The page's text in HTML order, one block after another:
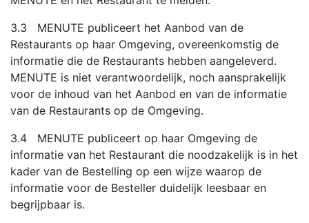
3.3 MENUTE publiceert het Aanbod van de
Restaurants op haar Omgeving, overeenkomstig de
informatie die de Restaurants hebben aangeleverd.
MENUTE is niet verantwoordelijk, noch aansprakelijk
voor de inhoud van het Aanbod en van de informatie
van de Restaurants op de Omgeving.
3.4 MENUTE publiceert op haar Omgeving de
informatie van het Restaurant die noodzakelijk is in het
kader van de Bestelling op een wijze waarop de
informatie voor de Besteller duidelijk leesbaar en
begrijpbaar is.